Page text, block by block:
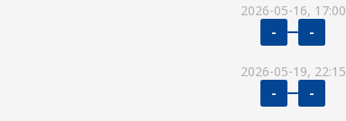
2026-05-16, 17:00
- -
2026-05-19, 22:15
- -